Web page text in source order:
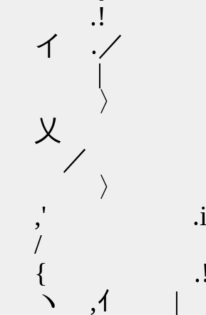
.! /
イ .／
| -‐
乂
〉
,'
/
{ .!
ヽ ,